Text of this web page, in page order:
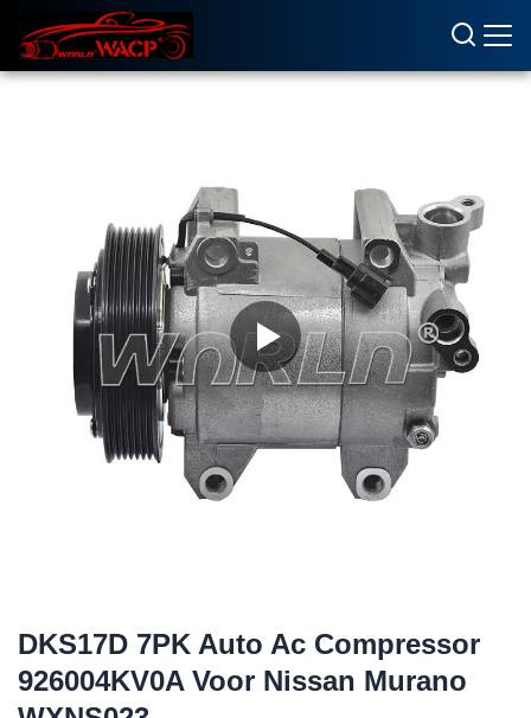
DKS17D 7PK Auto Ac Compressor
926004KV0A Voor Nissan Murano